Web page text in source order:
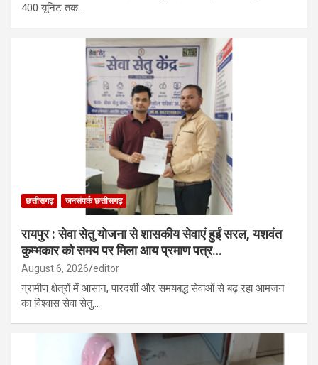
400 यूनिट तक…
छत्तीसगढ़ जनसंपर्क छत्तीसगढ़
रायपुर : सेवा सेतु योजना से शासकीय सेवाएं हुईं सरल, यशवंत
कुम्भकार को समय पर मिला आय प्रमाण पत्र…
August 6, 2026 editor
ग्रामीण क्षेत्रों में आसान, पारदर्शी और समयबद्ध सेवाओं से बढ़ रहा आमजन
का विश्वास सेवा सेतु…